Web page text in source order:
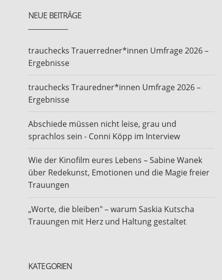
NEUE BEITRÄGE
trauchecks Trauerredner*innen Umfrage 2026 –
Ergebnisse
trauchecks Trauredner*innen Umfrage 2026 –
Ergebnisse
Abschiede müssen nicht leise, grau und
sprachlos sein - Conni Köpp im Interview
Wie der Kinofilm eures Lebens – Sabine Wanek
über Redekunst, Emotionen und die Magie freier
Trauungen
„Worte, die bleiben" – warum Saskia Kutscha
Trauungen mit Herz und Haltung gestaltet
KATEGORIEN